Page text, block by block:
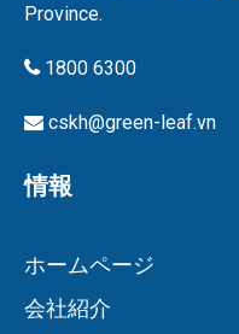
Province.
1800 6300
cskh@green-leaf.vn
情報
ホームページ
会社紹介